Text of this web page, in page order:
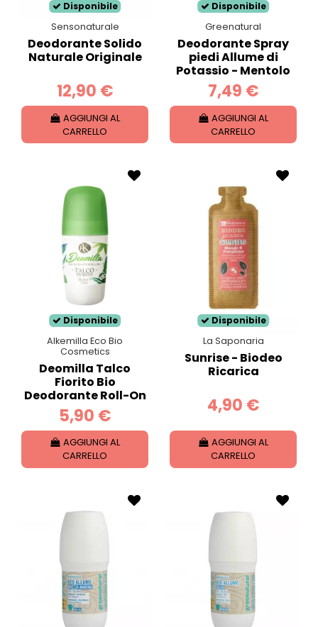
Disponibile
Sensonaturale
Deodorante Solido
Naturale Originale
12,90 €
AGGIUNGI AL
CARRELLO
Disponibile
Greenatural
Deodorante Spray
piedi Allume di
Potassio - Mentolo
7,49 €
AGGIUNGI AL
CARRELLO
Disponibile
Alkemilla Eco Bio
Cosmetics
Deomilla Talco
Fiorito Bio
Deodorante Roll-On
5,90 €
AGGIUNGI AL
CARRELLO
Disponibile
La Saponaria
Sunrise - Biodeo
Ricarica
4,90 €
AGGIUNGI AL
CARRELLO